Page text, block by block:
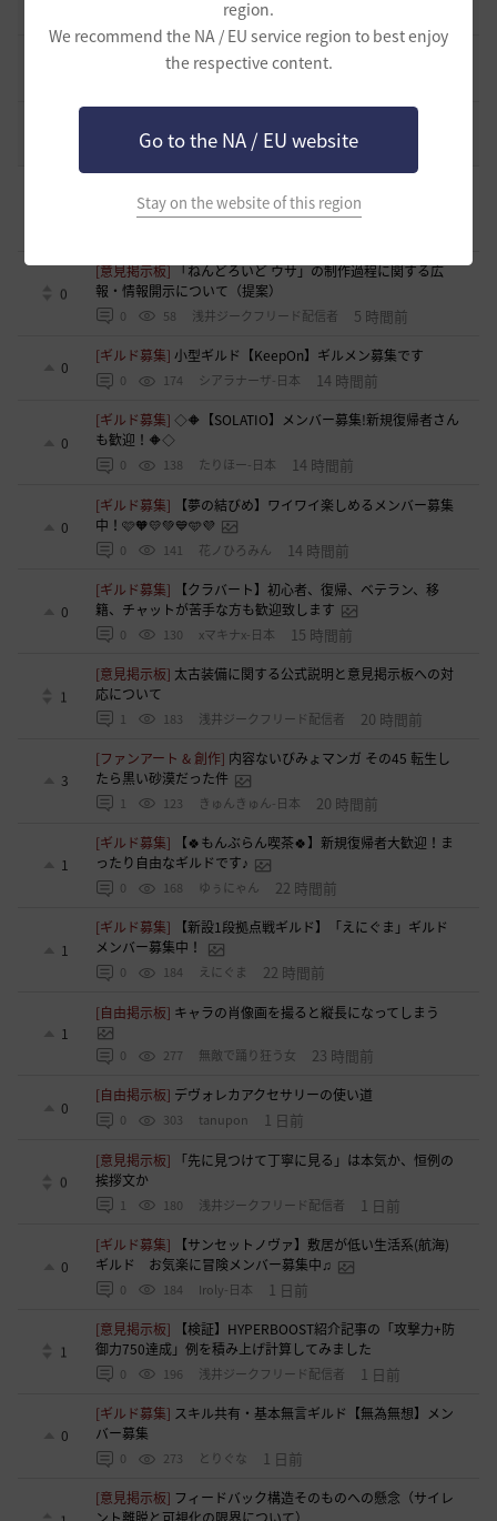
region.
We recommend the NA / EU service region to best enjoy
the respective content.
Go to the NA / EU website
Stay on the website of this region
黒い砂漠
エント研究室動画集
47.8K 黒い砂漠 2020.03.25
集！現在3名！
0
[意見掲示板]「ねんどろいど ウサ」の制作過程に関する広
報・情報開示について（提案）
0 58 浅井ジークフリード配信者 5 時間前
0
[ギルド募集]小型ギルド【KeepOn】ギルメン募集です
0 174 シアラナーザ-日本 14 時間前
0
[ギルド募集]◇🔶【SOLATIO】メンバー募集!新規復帰者さん
も歓迎！🔶◇
0 138 たりほー-日本 14 時間前
0
[ギルド募集]
【夢の結びめ】ワイワイ楽しめるメンバー募集
中！🩷🧡💛💚💙🩵💜
0 141 花ノひろみん 14 時間前
0
[ギルド募集]
【クラバート】初心者、復帰、ベテラン、移
籍、チャットが苦手な方も歓迎致します
0 130 xマキナx-日本 15 時間前
1
[意見掲示板] 太古装備に関する公式説明と意見掲示板への対
応について
1 183 浅井ジークフリード配信者 20 時間前
3
[ファンアート & 創作] 内容ないびみょマンガ その45 転生し
たら黒い砂漠だった件
1 123 きゅんきゅん-日本 20 時間前
1
[ギルド募集]
【🍀もんぶらん喫茶🍀】新規復帰者大歓迎！ま
ったり自由なギルドです♪
0 168 ゆぅにゃん 22 時間前
1
[ギルド募集]
【新設1段拠点戦ギルド】「えにぐま」ギルド
メンバー募集中！
0 184 えにぐま 22 時間前
1
[自由掲示板] キャラの肖像画を撮ると縦長になってしまう
0 277 無敵で踊り狂う女 23 時間前
0
[自由掲示板] デヴォレカアクセサリーの使い道
0 303 tanupon 1 日前
0
[意見掲示板]
「先に見つけて丁寧に見る」は本気か、恒例の
挨拶文か
1 180 浅井ジークフリード配信者 1 日前
0
[ギルド募集]
【サンセットノヴァ】敷居が低い生活系(航海)
ギルド お気楽に冒険メンバー募集中♫
0 184 Iroly-日本 1 日前
1
[意見掲示板]
【検証】HYPERBOOST紹介記事の「攻撃力+防
御力750達成」例を積み上げ計算してみました
0 196 浅井ジークフリード配信者 1 日前
0
[ギルド募集] スキル共有・基本無言ギルド【無為無想】メン
バー募集
0 273 とりぐな 1 日前
[意見掲示板] フィードバック構造そのものへの懸念（サイレ